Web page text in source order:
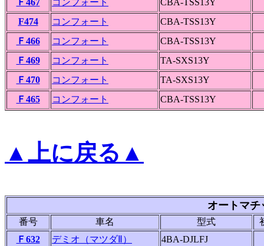
Ｆ467
コンフォート
CBA-TSS13Y
F474
コンフォート
CBA-TSS13Y
Ｆ466
コンフォート
CBA-TSS13Y
Ｆ469
コンフォート
TA-SXS13Y
Ｆ470
コンフォート
TA-SXS13Y
Ｆ465
コンフォート CBA-TSS13Y
▲上に戻る▲
オートマチ
番号 車名 型式
Ｆ632
デミオ（マツダⅡ）
4BA-DJLFJ